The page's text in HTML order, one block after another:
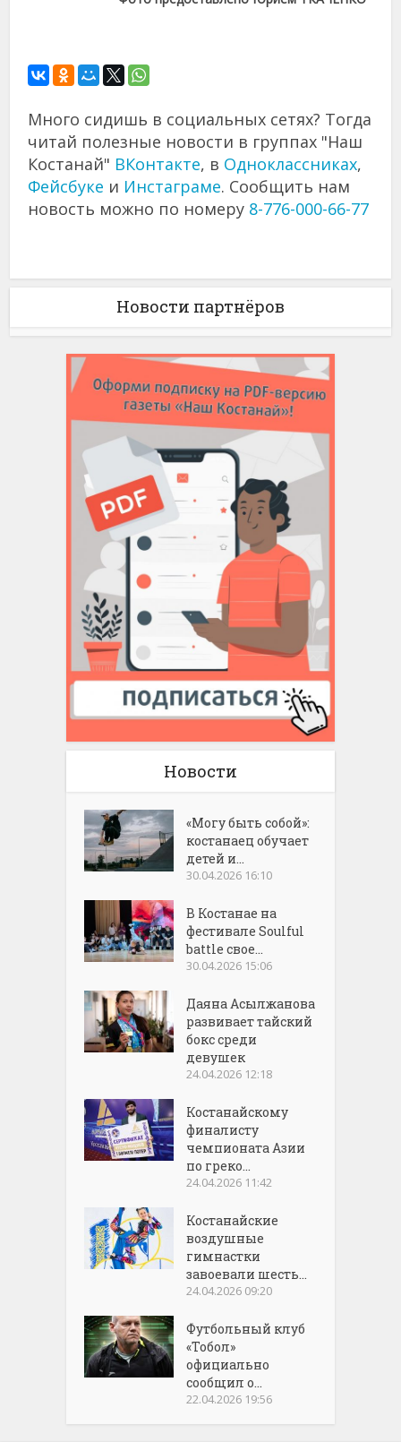
Много сидишь в социальных сетях? Тогда
читай полезные новости в группах "Наш
Костанай" ВКонтакте, в Одноклассниках,
Фейсбуке и Инстаграме. Сообщить нам
новость можно по номеру 8-776-000-66-77
Новости партнёров
Новости
«Могу быть собой»:
костанаец обучает
детей и...
30.04.2026 16:10
В Костанае на
фестивале Soulful
battle свое...
30.04.2026 15:06
Даяна Асылжанова
развивает тайский
бокс среди
девушек
24.04.2026 12:18
Костанайскому
финалисту
чемпионата Азии
по греко...
24.04.2026 11:42
Костанайские
воздушные
гимнастки
завоевали шесть...
24.04.2026 09:20
Футбольный клуб
«Тобол»
официально
сообщил о...
22.04.2026 19:56